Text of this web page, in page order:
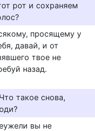
рот и сохраняем
просящему у
давай, и от
твое не
назад.
такое снова,
вы не